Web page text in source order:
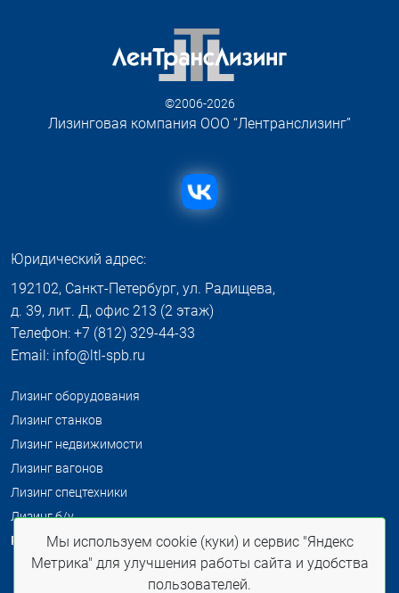
©2006-2026
Лизинговая компания ООО “Лентранслизинг”
Юридический адрес:
192102, Санкт-Петербург, ул. Радищева,
д. 39, лит. Д, офис 213 (2 этаж)
Телефон: +7 (812) 329-44-33
Email: info@ltl-spb.ru
Лизинг оборудования
Лизинг станков
Лизинг недвижимости
Лизинг вагонов
Лизинг спецтехники
Лизинг б/у
Распродажа б/у
Мы используем cookie (куки) и сервис "Яндекс
Метрика" для улучшения работы сайта и удобства
пользователей.